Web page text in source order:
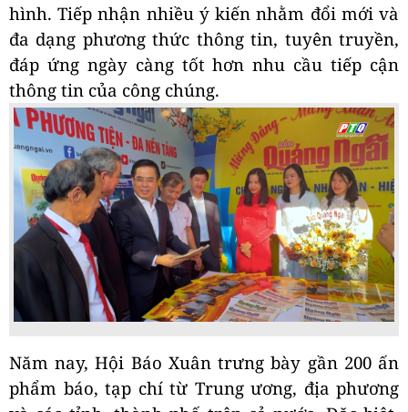
hình. Tiếp nhận nhiều ý kiến nhằm đổi mới và
đa dạng phương thức thông tin, tuyên truyền,
đáp ứng ngày càng tốt hơn nhu cầu tiếp cận
thông tin của công chúng.
Năm nay, Hội Báo Xuân trưng bày gần 200 ấn
phẩm báo, tạp chí từ Trung ương, địa phương